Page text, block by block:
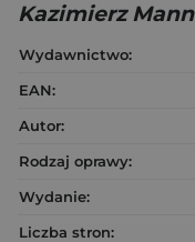
Kazimierz Mann
Wydawnictwo:
EAN:
Autor:
Rodzaj oprawy:
Wydanie:
Liczba stron: